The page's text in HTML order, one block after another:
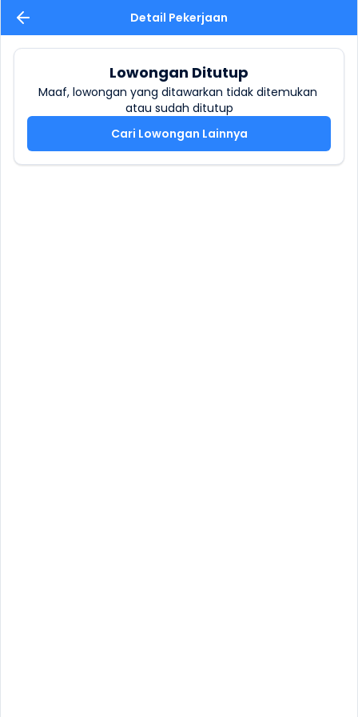
Detail Pekerjaan
Lowongan Ditutup
Maaf, lowongan yang ditawarkan tidak ditemukan
atau sudah ditutup
Cari Lowongan Lainnya